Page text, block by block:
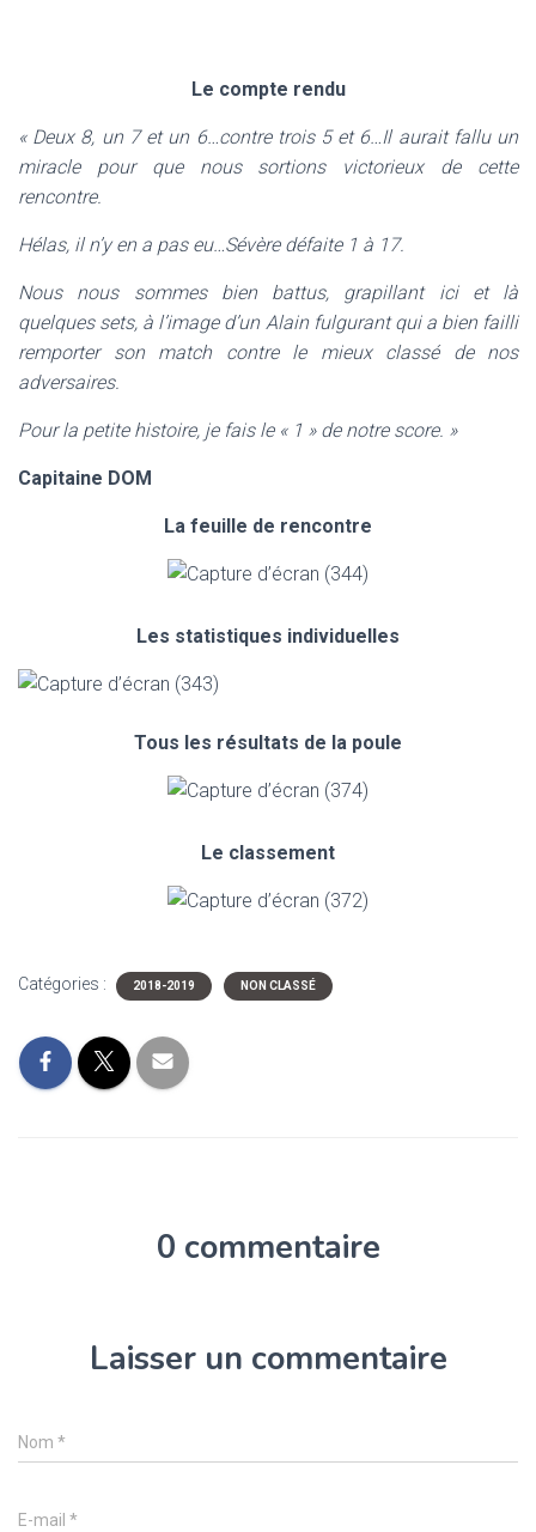
Le compte rendu
« Deux 8, un 7 et un 6…contre trois 5 et 6…Il aurait fallu un
miracle pour que nous sortions victorieux de cette
rencontre.
Hélas, il n’y en a pas eu…Sévère défaite 1 à 17.
Nous nous sommes bien battus, grapillant ici et là
quelques sets, à l’image d’un Alain fulgurant qui a bien failli
remporter son match contre le mieux classé de nos
adversaires.
Pour la petite histoire, je fais le « 1 » de notre score. »
Capitaine DOM
La feuille de rencontre
Les statistiques individuelles
Tous les résultats de la poule
Le classement
Catégories : 2018-2019 NON CLASSÉ
0 commentaire
Laisser un commentaire
Nom *
E-mail *